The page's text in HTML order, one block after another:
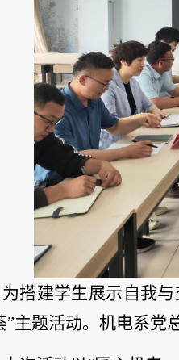
为搭建学生展示自我
”主题活动。机电系党